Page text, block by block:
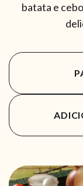
batata e